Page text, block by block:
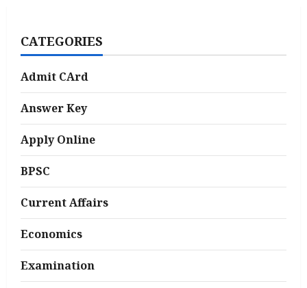
CATEGORIES
Admit CArd
Answer Key
Apply Online
BPSC
Current Affairs
Economics
Examination